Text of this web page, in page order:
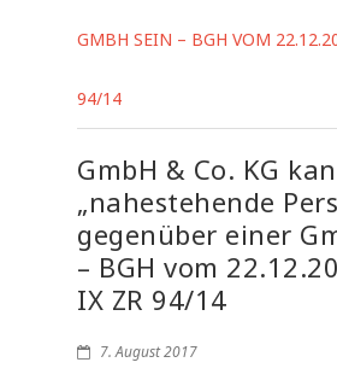
GMBH SEIN – BGH VOM
94/14
GmbH & Co. KG
„nahestehende
gegenüber einer
– BGH vom
IX ZR 94/14
7. August 2017